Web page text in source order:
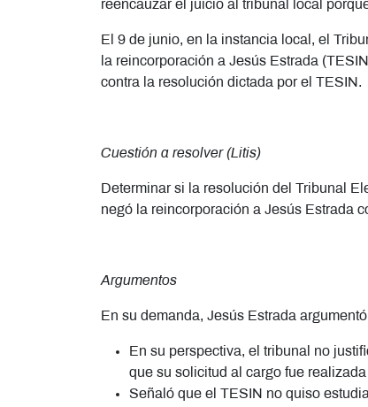
reencauzar el juicio al tribunal local
El 9 de junio, en la instancia local, el
la reincorporación a Jesús Estrada
contra la resolución dictada por el TESIN.
Cuestión a resolver (Litis)
Determinar si la resolución del Tribunal
negó la reincorporación a Jesús Estrada
Argumentos
En su demanda, Jesús Estrada
En su perspectiva, el tribunal no
que su solicitud al cargo fue
Señaló que el TESIN no quiso